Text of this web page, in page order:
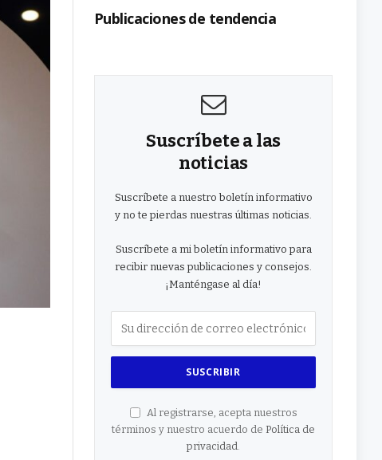
Publicaciones de tendencia
Suscríbete a las
noticias
Suscríbete a nuestro boletín informativo
y no te pierdas nuestras últimas noticias.
Suscríbete a mi boletín informativo para
recibir nuevas publicaciones y consejos.
¡Manténgase al día!
Al registrarse, acepta nuestros
términos y nuestro acuerdo de Política de
privacidad.